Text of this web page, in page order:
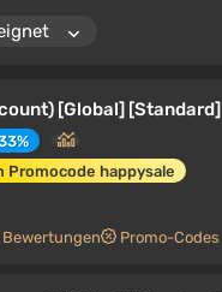
[Global] [Standard]
Promocode happysale
Bewertungen Promo-Codes